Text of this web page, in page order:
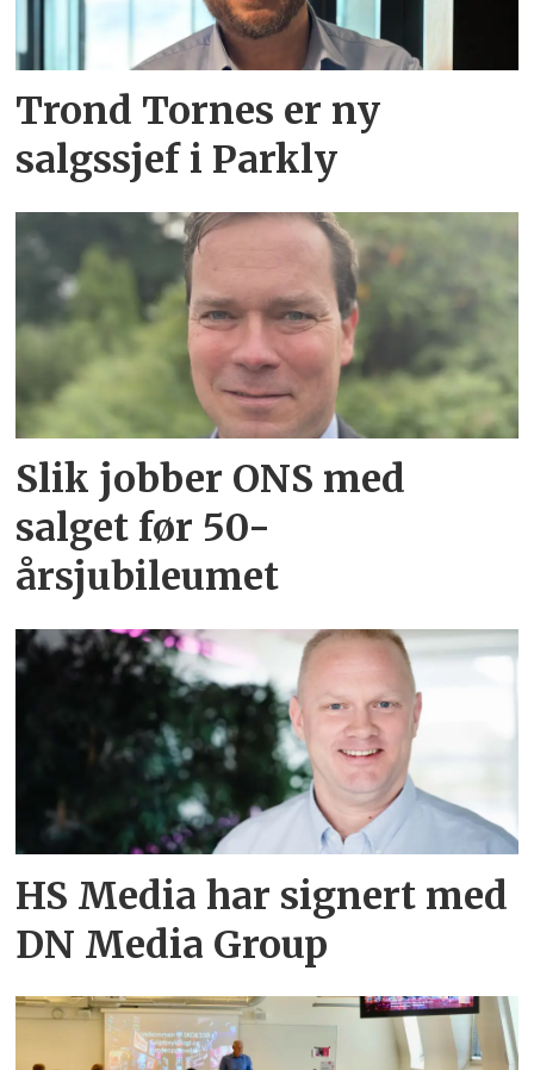
Trond Tornes er ny
salgssjef i Parkly
Slik jobber ONS med
salget før 50-
årsjubileumet
HS Media har signert med
DN Media Group